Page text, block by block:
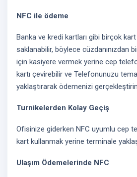
NFC ile ödeme
Banka ve kredi kartları gibi birçok
saklanabilir, böylece cüzdanınızdan
için kasiyere vermek yerine cep
kartı çevirebilir ve Telefonunuzu
yaklaştırarak ödemenizi
Turnikelerden Kolay Geçiş
Ofisinize giderken NFC uyumlu cep
kart kullanmak yerine terminale
Ulaşım Ödemelerinde NFC